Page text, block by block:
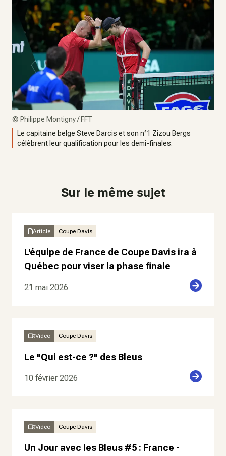
© Philippe Montigny / FFT
Le capitaine belge Steve Darcis et son n°1 Zizou Bergs
célèbrent leur qualification pour les demi-finales.
Sur le même sujet
Article Coupe Davis
L'équipe de France de Coupe Davis ira à
Québec pour viser la phase finale
21 mai 2026
Video Coupe Davis
Le "Qui est-ce ?" des Bleus
10 février 2026
Video Coupe Davis
Un Jour avec les Bleus #5 : France -